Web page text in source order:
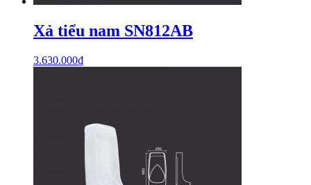
Xả tiểu nam SN812AB
3.630.000₫